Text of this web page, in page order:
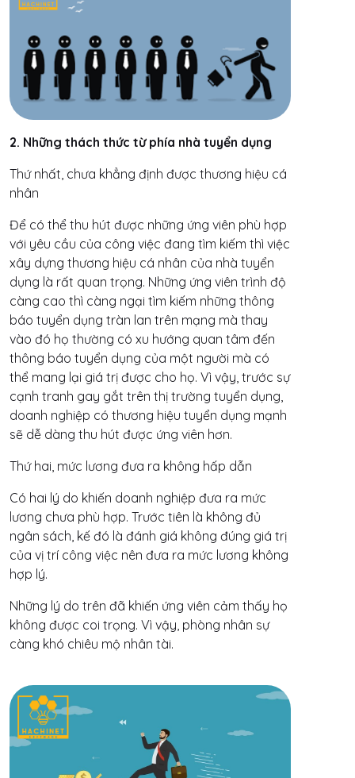
2. Những thách thức từ phía nhà tuyển dụng
Thứ nhất, chưa khẳng định được thương hiệu cá
nhân
Để có thể thu hút được những ứng viên phù hợp
với yêu cầu của công việc đang tìm kiếm thì việc
xây dựng thương hiệu cá nhân của nhà tuyển
dụng là rất quan trọng. Những ứng viên trình độ
càng cao thì càng ngại tìm kiếm những thông
báo tuyển dụng tràn lan trên mạng mà thay
vào đó họ thường có xu hướng quan tâm đến
thông báo tuyển dụng của một người mà có
thể mang lại giá trị được cho họ. Vì vậy, trước sự
cạnh tranh gay gắt trên thị trường tuyển dụng,
doanh nghiệp có thương hiệu tuyển dụng mạnh
sẽ dễ dàng thu hút được ứng viên hơn.
Thứ hai, mức lương đưa ra không hấp dẫn
Có hai lý do khiến doanh nghiệp đưa ra mức
lương chưa phù hợp. Trước tiên là không đủ
ngân sách, kế đó là đánh giá không đúng giá trị
của vị trí công việc nên đưa ra mức lương không
hợp lý.
Những lý do trên đã khiến ứng viên cảm thấy họ
không được coi trọng. Vì vậy, phòng nhân sự
càng khó chiêu mộ nhân tài.